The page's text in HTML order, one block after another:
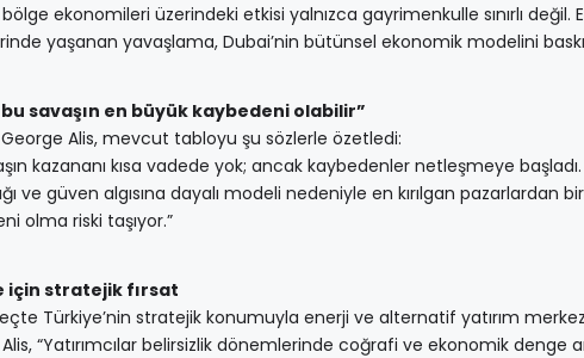
bölge ekonomileri üzerindeki etkisi yalnızca gayrimenkulle sınırlı
yaşanan yavaşlama, Dubai’nin bütünsel ekonomik modelini baskı
savaşın en büyük kaybedeni olabilir”
Alis, mevcut tabloyu şu sözlerle özetledi:
kazananı kısa vadede yok; ancak kaybedenler netleşmeye başladı.
ve güven algısına dayalı modeli nedeniyle en kırılgan pazarlardan
olma riski taşıyor.”
için stratejik fırsat
Türkiye’nin stratejik konumuyla enerji ve alternatif yatırım
“Yatırımcılar belirsizlik dönemlerinde coğrafi ve ekonomik denge